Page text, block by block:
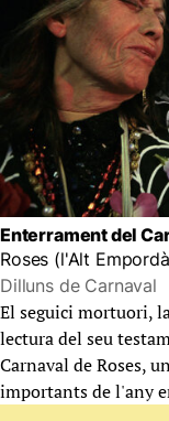
Enterrament del
Roses (l'Alt
Dilluns de Carnaval
El seguici mortuori,
lectura del seu
Carnaval de Roses,
importants de l'any